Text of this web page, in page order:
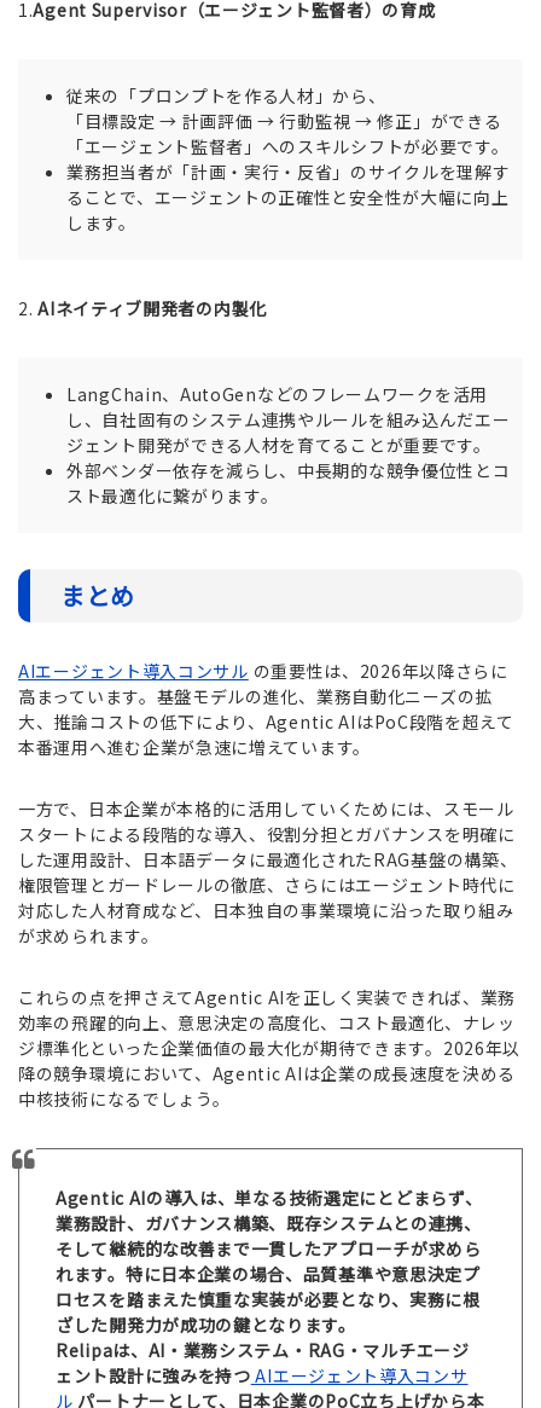
1.Agent Supervisor（エージェント監督者）の育成
従来の「プロンプトを作る人材」から、
「目標設定 → 計画評価 → 行動監視 → 修正」ができる
「エージェント監督者」へのスキルシフトが必要です。
業務担当者が「計画・実行・反省」のサイクルを理解す
ることで、エージェントの正確性と安全性が大幅に向上
します。
2.AIネイティブ開発者の内製化
LangChain、AutoGenなどのフレームワークを活用
し、自社固有のシステム連携やルールを組み込んだエー
ジェント開発ができる人材を育てることが重要です。
外部ベンダー依存を減らし、中長期的な競争優位性とコ
スト最適化に繋がります。
まとめ
AIエージェント導入コンサル の重要性は、2026年以降さらに
高まっています。基盤モデルの進化、業務自動化ニーズの拡
大、推論コストの低下により、Agentic AIはPoC段階を超えて
本番運用へ進む企業が急速に増えています。
一方で、日本企業が本格的に活用していくためには、スモール
スタートによる段階的な導入、役割分担とガバナンスを明確に
した運用設計、日本語データに最適化されたRAG基盤の構築、
権限管理とガードレールの徹底、さらにはエージェント時代に
対応した人材育成など、日本独自の事業環境に沿った取り組み
が求められます。
これらの点を押さえてAgentic AIを正しく実装できれば、業務
効率の飛躍的向上、意思決定の高度化、コスト最適化、ナレッ
ジ標準化といった企業価値の最大化が期待できます。2026年以
降の競争環境において、Agentic AIは企業の成長速度を決める
中核技術になるでしょう。
Agentic AIの導入は、単なる技術選定にとどまらず、
業務設計、ガバナンス構築、既存システムとの連携、
そして継続的な改善まで一貫したアプローチが求めら
れます。特に日本企業の場合、品質基準や意思決定プ
ロセスを踏まえた慎重な実装が必要となり、実務に根
ざした開発力が成功の鍵となります。
Relipaは、AI・業務システム・RAG・マルチエージ
ェント設計に強みを持つ AIエージェント導入コンサ
ル パートナーとして、日本企業のPoC立ち上げから本